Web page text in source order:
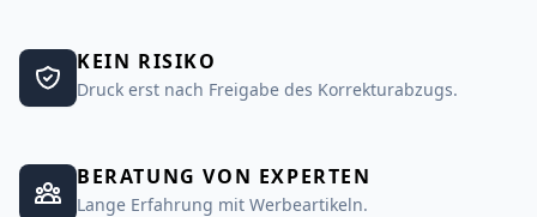
KEIN RISIKO
Druck erst nach Freigabe des Korrekturabzugs.
BERATUNG VON EXPERTEN
Lange Erfahrung mit Werbeartikeln.